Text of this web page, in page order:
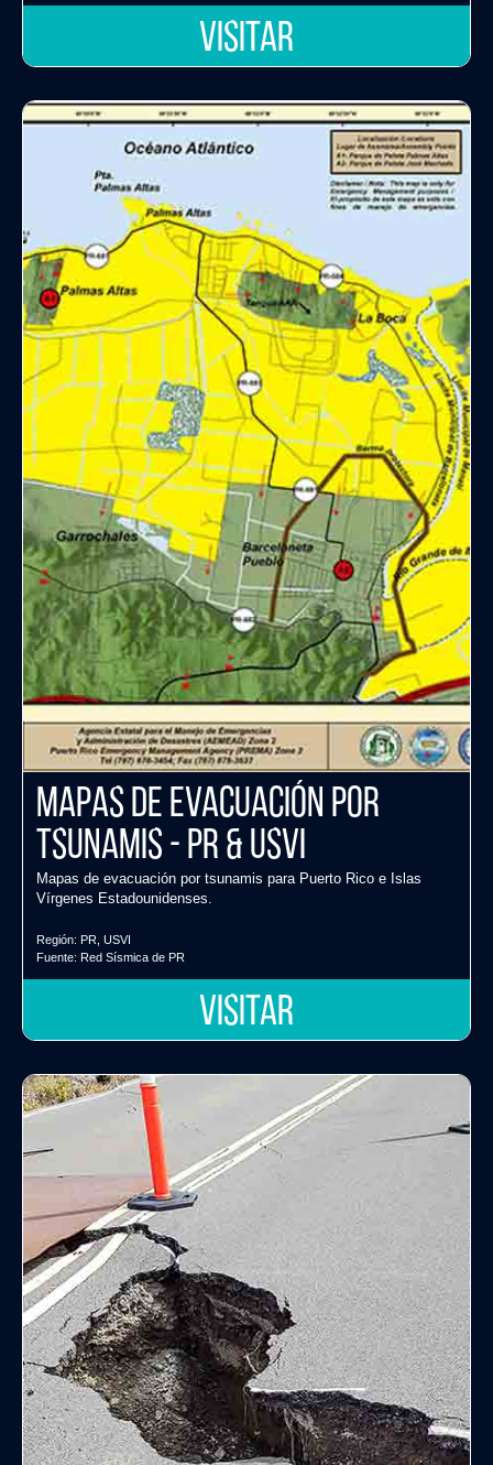
VISITAR
Mapas de evacuación por
tsunamis - PR & USVI
Mapas de evacuación por tsunamis para Puerto Rico e Islas
Vírgenes Estadounidenses.
Región: PR USVI
Fuente: Red Sísmica de PR
VISITAR